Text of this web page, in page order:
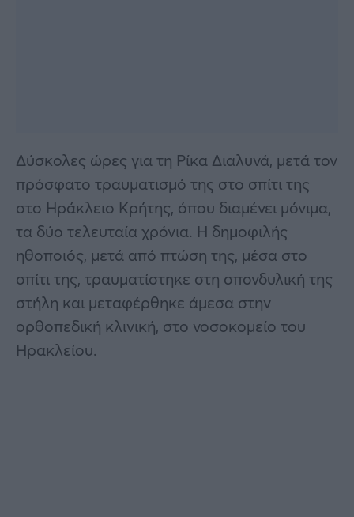
Δύσκολες ώρες για τη Ρίκα Διαλυνά, μετά τον
πρόσφατο τραυματισμό της στο σπίτι της
στο Ηράκλειο Κρήτης, όπου διαμένει μόνιμα,
τα δύο τελευταία χρόνια. Η δημοφιλής
ηθοποιός, μετά από πτώση της, μέσα στο
σπίτι της, τραυματίστηκε στη σπονδυλική της
στήλη και μεταφέρθηκε άμεσα στην
ορθοπεδική κλινική, στο νοσοκομείο του
Ηρακλείου.